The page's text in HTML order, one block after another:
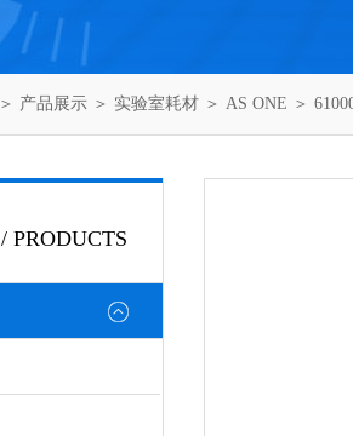
＞ 产品展示 ＞ 实验室耗材 ＞ AS ONE ＞
/ PRODUCTS